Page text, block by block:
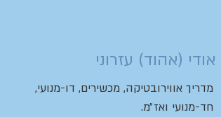
אודי (אהוד) עזרוני
מדריך אווירובטיקה, מכשירים, דו-מנועי,
חד-מנועי ואז״מ.